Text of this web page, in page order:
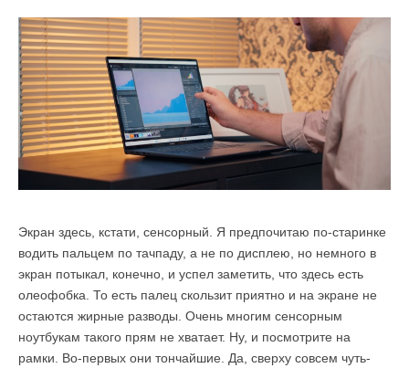
Экран здесь, кстати, сенсорный. Я предпочитаю по-старинке
водить пальцем по тачпаду, а не по дисплею, но немного в
экран потыкал, конечно, и успел заметить, что здесь есть
олеофобка. То есть палец скользит приятно и на экране не
остаются жирные разводы. Очень многим сенсорным
ноутбукам такого прям не хватает. Ну, и посмотрите на
рамки. Во-первых они тончайшие. Да, сверху совсем чуть-